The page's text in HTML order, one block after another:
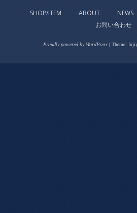
SHOP/ITEM ABOUT NEWS
お問い合わせ
Proudly powered by WordPress | Theme: